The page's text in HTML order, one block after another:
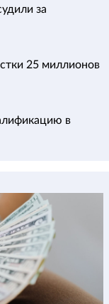
за
25 миллионов
в